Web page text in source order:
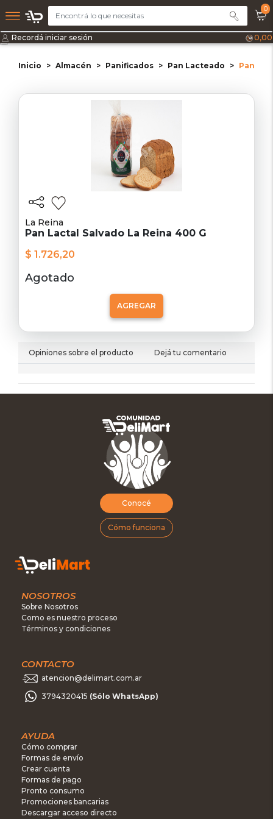
0
Recordá iniciar sesión 0,00
Inicio Almacén Panificados Pan Lacteado Pan
La Reina
Pan Lactal Salvado La Reina 400 G
$ 1.726,20
Agotado
AGREGAR
Opiniones sobre el producto Dejá tu comentario
Conocé
Cómo funciona
NOSOTROS
Sobre Nosotros
Como es nuestro proceso
Términos y condiciones
CONTACTO
atencion@delimart.com.ar
3794320415 (Sólo WhatsApp)
AYUDA
Cómo comprar
Formas de envío
Crear cuenta
Formas de pago
Pronto consumo
Promociones bancarias
Descargar acceso directo